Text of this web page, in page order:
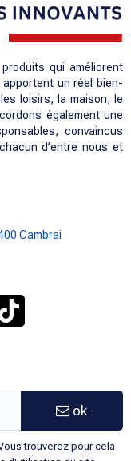
qui améliorent
un réel bien-
loisirs, la maison, le
également une
convaincus
d’entre nous et
Cambrai
ok
trouverez pour cela